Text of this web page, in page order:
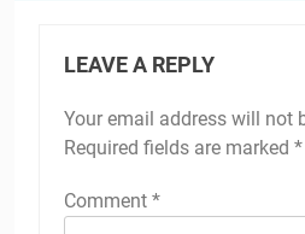
LEAVE A REPLY
Your email address will not
Required fields are marked *
Comment *